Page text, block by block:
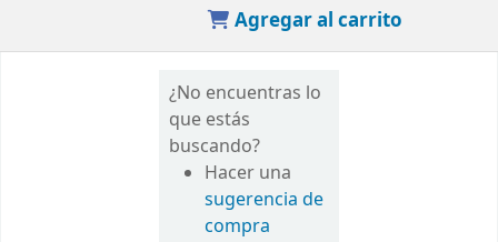
Agregar al carrito
¿No encuentras lo
que estás
buscando?
Hacer una
sugerencia de
compra